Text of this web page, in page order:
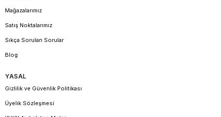
Mağazalarımız
Satış Noktalarımız
Sıkça Sorulan Sorular
Blog
YASAL
Gizlilik ve Güvenlik Politikası
Üyelik Sözleşmesi